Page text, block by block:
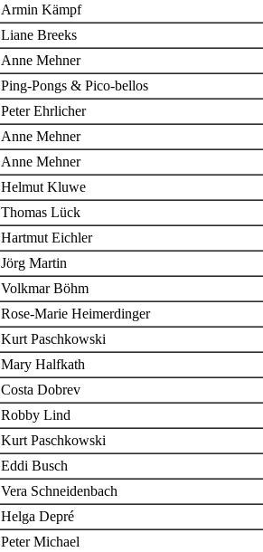
Armin Kämpf
Liane Breeks
Anne Mehner
Ping-Pongs & Pico-bellos
Peter Ehrlicher
Anne Mehner
Anne Mehner
Helmut Kluwe
Thomas Lück
Hartmut Eichler
Jörg Martin
Volkmar Böhm
Rose-Marie Heimerdinger
Kurt Paschkowski
Mary Halfkath
Costa Dobrev
Robby Lind
Kurt Paschkowski
Eddi Busch
Vera Schneidenbach
Helga Depré
Peter Michael